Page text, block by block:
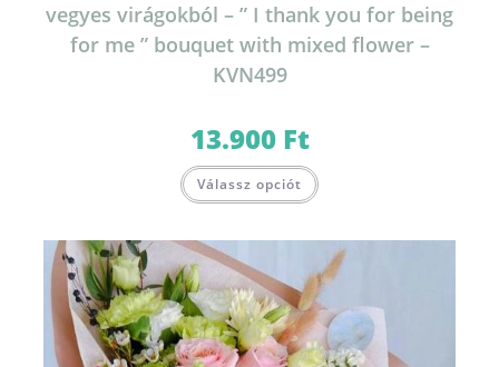
vegyes virágokból – ” I thank you for being
for me ” bouquet with mixed flower –
KVN499
13.900 Ft
Válassz opciót